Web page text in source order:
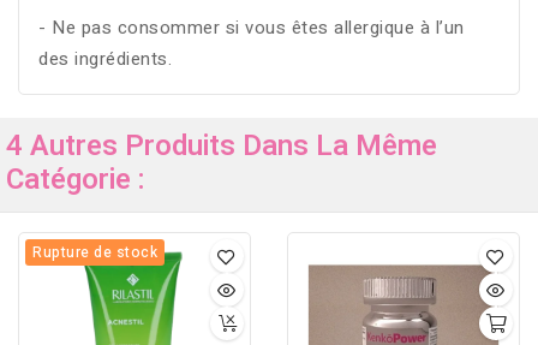
- Ne pas consommer si vous êtes allergique à l’un
des ingrédients.
4 Autres Produits Dans La Même
Catégorie :
Rupture de stock